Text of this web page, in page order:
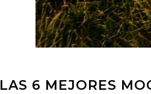
LAS 6 MEJORES